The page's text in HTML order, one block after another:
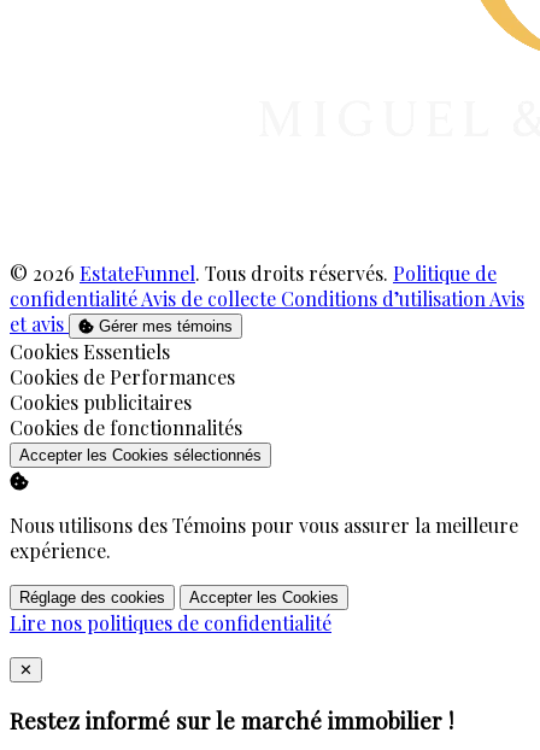
© 2026 EstateFunnel. Tous droits réservés. Politique de
confidentialitéAvis de collecte Conditions d’utilisationAvis
et avis
Gérer mes témoins
Activer
Cookies Essentiels
Activer
Cookies de Performances
Activer
Cookies publicitaires
Activer
Cookies de fonctionnalités
Accepter les Cookies sélectionnés
Nous utilisons des Témoins pour vous assurer la meilleure
expérience.
Réglage des cookies Accepter les Cookies
Lire nos politiques de confidentialité
Close
✕
Restez informé sur le marché immobilier !